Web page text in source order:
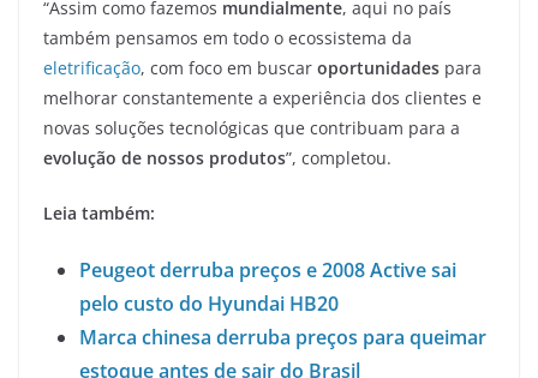
“Assim como fazemos mundialmente, aqui no país
também pensamos em todo o ecossistema da
eletrificação, com foco em buscar oportunidades para
melhorar constantemente a experiência dos clientes e
novas soluções tecnológicas que contribuam para a
evolução de nossos produtos”, completou.
Leia também:
Peugeot derruba preços e 2008 Active sai
pelo custo do Hyundai HB20
Marca chinesa derruba preços para queimar
estoque antes de sair do Brasil